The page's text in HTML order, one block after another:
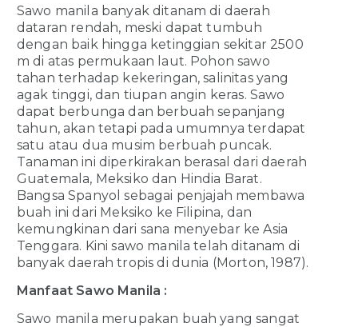
Sawo manila banyak ditanam di daerah
dataran rendah, meski dapat tumbuh
dengan baik hingga ketinggian sekitar 2500
m di atas permukaan laut. Pohon sawo
tahan terhadap kekeringan, salinitas yang
agak tinggi, dan tiupan angin keras. Sawo
dapat berbunga dan berbuah sepanjang
tahun, akan tetapi pada umumnya terdapat
satu atau dua musim berbuah puncak.
Tanaman ini diperkirakan berasal dari daerah
Guatemala, Meksiko dan Hindia Barat.
Bangsa Spanyol sebagai penjajah membawa
buah ini dari Meksiko ke Filipina, dan
kemungkinan dari sana menyebar ke Asia
Tenggara. Kini sawo manila telah ditanam di
banyak daerah tropis di dunia (Morton, 1987).
Manfaat Sawo Manila :
Sawo manila merupakan buah yang sangat